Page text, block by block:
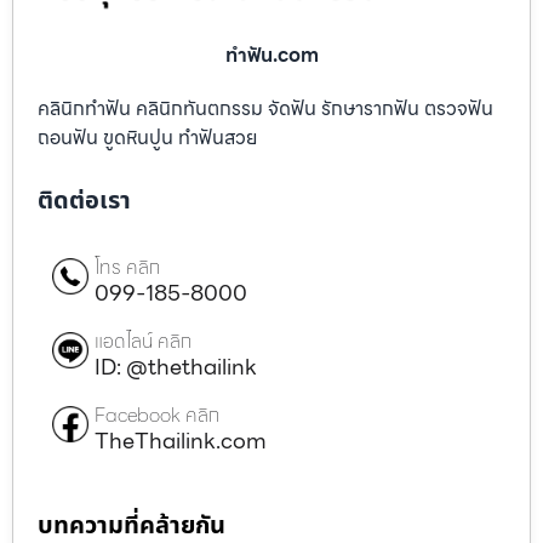
ทําฟัน.com
คลินิกทำฟัน คลินิกทันตกรรม จัดฟัน รักษารากฟัน ตรวจฟัน
ถอนฟัน ขูดหินปูน ทำฟันสวย
ติดต่อเรา
โทร คลิก
099-185-8000
แอดไลน์ คลิก
ID: @thethailink
Facebook คลิก
TheThailink.com
บทความที่คล้ายกัน